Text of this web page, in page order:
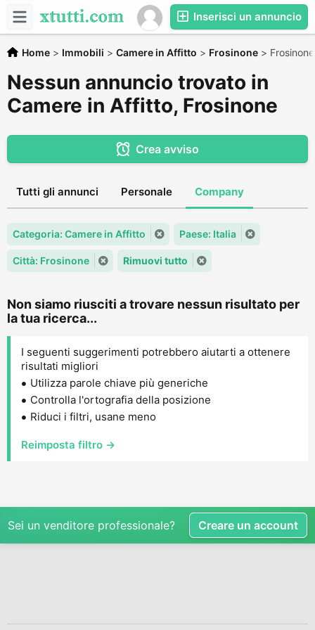
Inserisci un annuncio
Home > Immobili > Camere in Affitto > Frosinone > Frosinone
Nessun annuncio trovato in
Camere in Affitto, Frosinone
Crea avviso
Tutti gli annunci Personale Company
Categoria: Camere in Affitto Paese: Italia
Città: Frosinone Rimuovi tutto
Non siamo riusciti a trovare nessun risultato per
la tua ricerca...
I seguenti suggerimenti potrebbero aiutarti a ottenere
risultati migliori
Utilizza parole chiave più generiche
Controlla l'ortografia della posizione
Riduci i filtri, usane meno
Reimposta filtro →
Sei un venditore professionale? Creare un account